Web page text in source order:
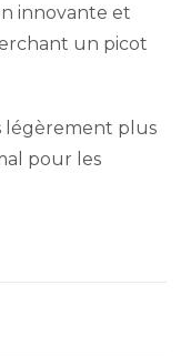
innovante et
un picot
légèrement plus
pour les